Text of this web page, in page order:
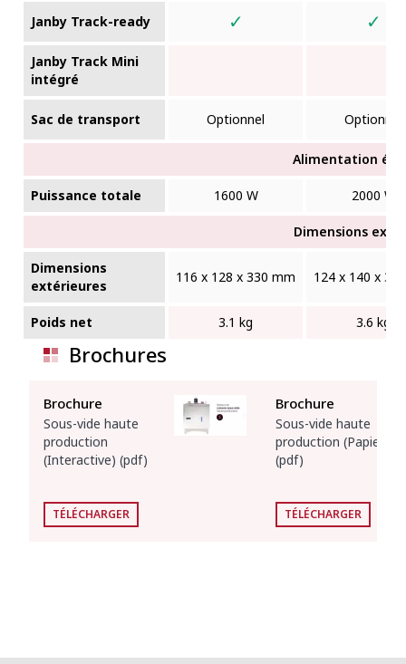
Janby Track-ready ✓ ✓
Janby Track Mini
intégré
Sac de transport Optionnel Optionnel
Alimentation
Puissance totale 1600 W 2000 W
Dimensions
Dimensions
extérieures
116 x 128 x 330 mm 124 x 140 x
Poids net 3.1 kg 3.6 kg
Brochures
Brochure
Sous-vide haute
production
(Interactive) (pdf)
TÉLÉCHARGER
Brochure
Sous-vide haute
production (Papier)
(pdf)
TÉLÉCHARGER